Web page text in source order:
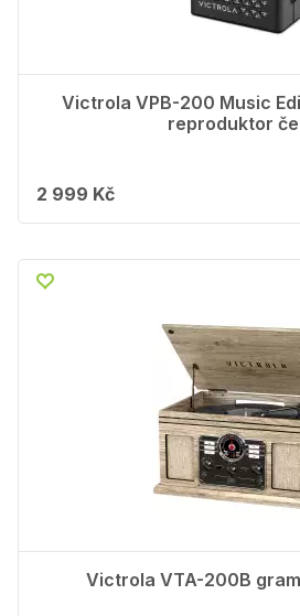
Victrola VPB-200 Music
reproduktor
2 999 Kč
Victrola VTA-200B